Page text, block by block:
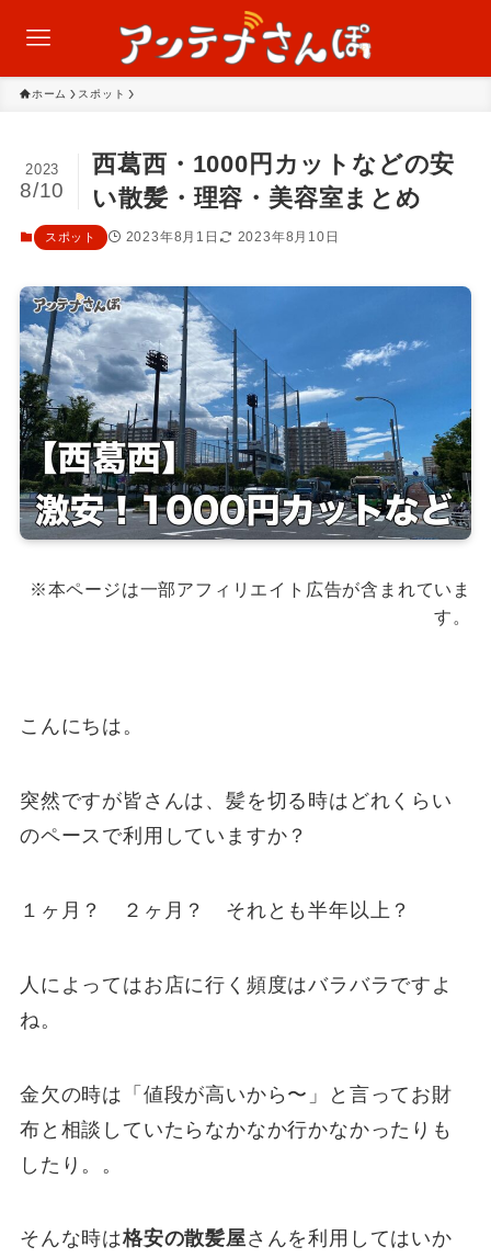
ホーム スポット
西葛西・1000円カットなどの安
い散髪・理容・美容室まとめ
2023
8/10
スポット 2023年8月1日 2023年8月10日
※本ページは一部アフィリエイト広告が含まれていま
す。
こんにちは。
突然ですが皆さんは、髪を切る時はどれくらい
のペースで利用していますか？
１ヶ月？ ２ヶ月？ それとも半年以上？
人によってはお店に行く頻度はバラバラですよ
ね。
金欠の時は「値段が高いから〜」と言ってお財
布と相談していたらなかなか行かなかったりも
したり。。
そんな時は格安の散髪屋さんを利用してはいか